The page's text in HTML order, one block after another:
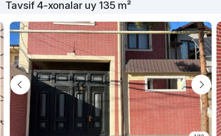
Tavsif 4-xonalar uy 135 m²